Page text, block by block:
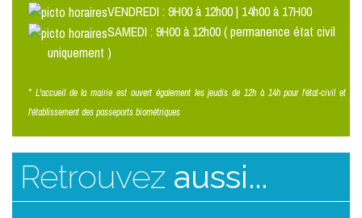
VENDREDI : 9H00 à 12h00 | 14h00 à 17H00
SAMEDI : 9H00 à 12h00 ( permanence état civil
uniquement )
* L'accueil de la mairie est ouvert également les jeudis de 12h à 14h pour l'état-civil et
l'établissement des passeports biométriques
Retrouvez aussi...